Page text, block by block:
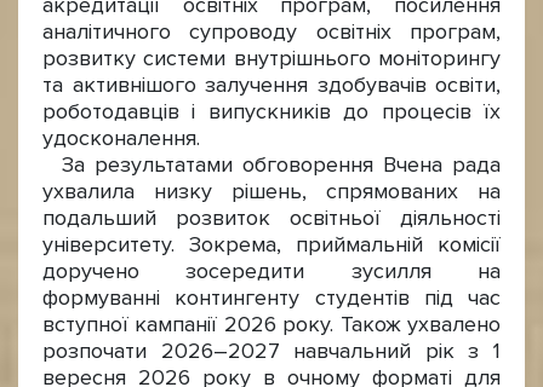
аналітичного супроводу освітніх програм,
розвитку системи внутрішнього моніторингу
та активнішого залучення здобувачів освіти,
роботодавців і випускників до процесів їх
удосконалення.
За результатами обговорення Вчена рада
ухвалила низку рішень, спрямованих на
подальший розвиток освітньої діяльності
університету. Зокрема, приймальній комісії
доручено зосередити зусилля на
формуванні контингенту студентів під час
вступної кампанії 2026 року. Також ухвалено
розпочати 2026–2027 навчальний рік з 1
вересня 2026 року в очному форматі для